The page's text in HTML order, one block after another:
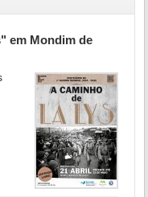
em Mondim de